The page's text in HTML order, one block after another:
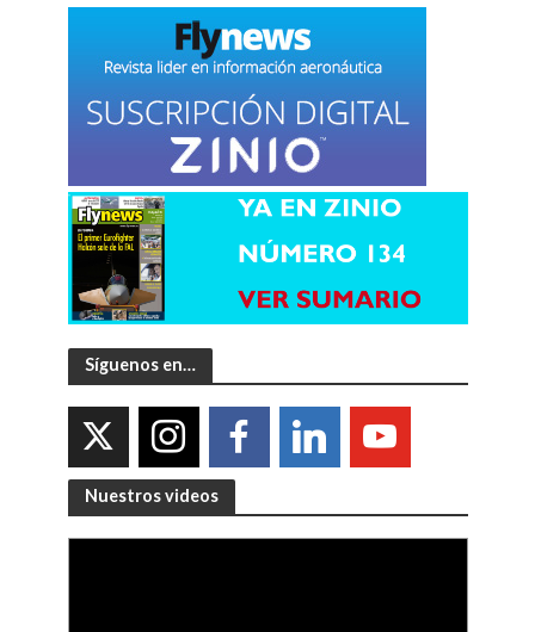
Síguenos en…
Nuestros videos